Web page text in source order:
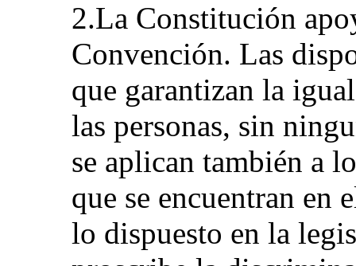
2.La Constitución
Convención. Las
que garantizan la
las personas, sin
se aplican también a
que se encuentran en
lo dispuesto en la